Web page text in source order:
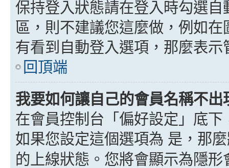
保持登入狀態請在登入時勾選
區，則不建議您這麼做，例如
有看到自動登入選項，那麼表
回頂端
我要如何讓自己的會員名稱不
在會員控制台「偏好設定」底
如果您設定這個選項為 是 ，那
的上線狀態。您將會顯示為隱形